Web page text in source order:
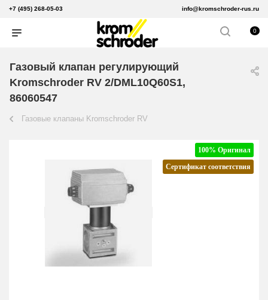
+7 (495) 268-05-03 info@kromschroder-rus.ru
0
Газовый клапан регулирующий
Kromschroder RV 2/DML10Q60S1,
86060547
Газовые клапаны Kromschroder RV
100% Оригинал
Сертификат соответствия